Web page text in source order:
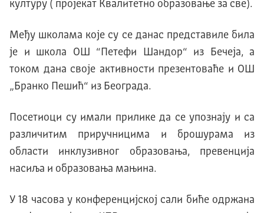
културу ( пројекат Квалитетно образовање за све).
Међу школама које су се данас представиле била
је и школа ОШ “Петефи Шандор“ из Бечеја, а
током дана своје активности презентоваће и ОШ
„Бранко Пешић“ из Београда.
Посетиоци су имали прилике да се упознају и са
различитим приручницима и брошурама из
области инклузивног образовања, превенција
насиља и образовања мањина.
У 18 часова у конференцијској сали биће одржана